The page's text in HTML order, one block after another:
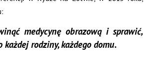
medycynę obrazową i sprawić,
każdej rodziny, każdego domu.